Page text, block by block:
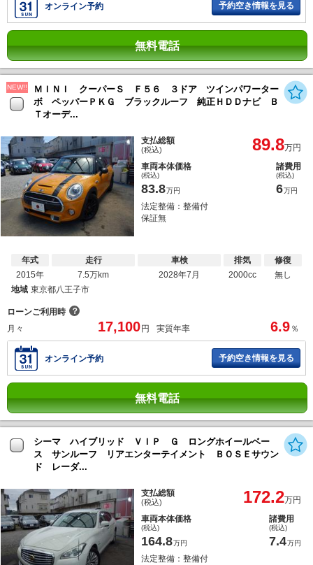
オンライン予約 予約空き情報を見る
無料電話
NEW!!
ＭＩＮＩ クーパーＳ Ｆ５６ ３ドア ツインパワーター
ボ ペッパーＰＫＧ ブラックルーフ 純正ＨＤＤナビ Ｂ
Ｔオーデ...
支払総額
(税込) 89.8万円
車両本体価格
(税込)
83.8万円
諸費用
(税込)
6万円
法定整備：整備付
保証無
年式
2015年
走行
7.5万km
車検
2028年7月
排気
2000cc
修復
無し
地域 東京都八王子市
ローンご利用時 ？
月々
17,100 円 実質年率 6.9 ％
オンライン予約 予約空き情報を見る
無料電話
シーマ ハイブリッド ＶＩＰ Ｇ ロングホイールベー
ス サンルーフ リアエンターテイメント ＢＯＳＥサウン
ド レーダ...
支払総額
(税込) 172.2万円
車両本体価格
(税込)
164.8万円
諸費用
(税込)
7.4万円
法定整備：整備付